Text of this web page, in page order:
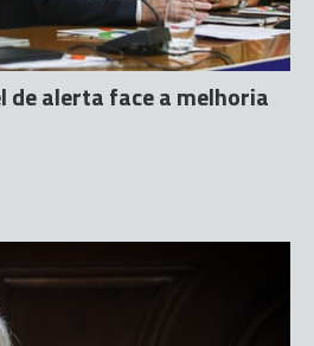
de alerta face a melhoria